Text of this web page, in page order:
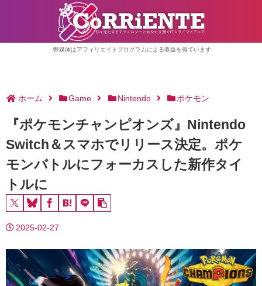
弊媒体はアフィリエイトプログラムによる収益を得ています
ホーム Game Nintendo ポケモン
『ポケモンチャンピオンズ』Nintendo
Switch＆スマホでリリース決定。ポケ
モンバトルにフォーカスした新作タイ
トルに
2025-02-27